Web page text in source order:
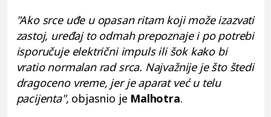
"Ako srce uđe u opasan ritam koji može izazvati
zastoj, uređaj to odmah prepoznaje i po potrebi
isporučuje električni impuls ili šok kako bi
vratio normalan rad srca. Najvažnije je što štedi
dragoceno vreme, jer je aparat već u telu
pacijenta", objasnio je Malhotra.